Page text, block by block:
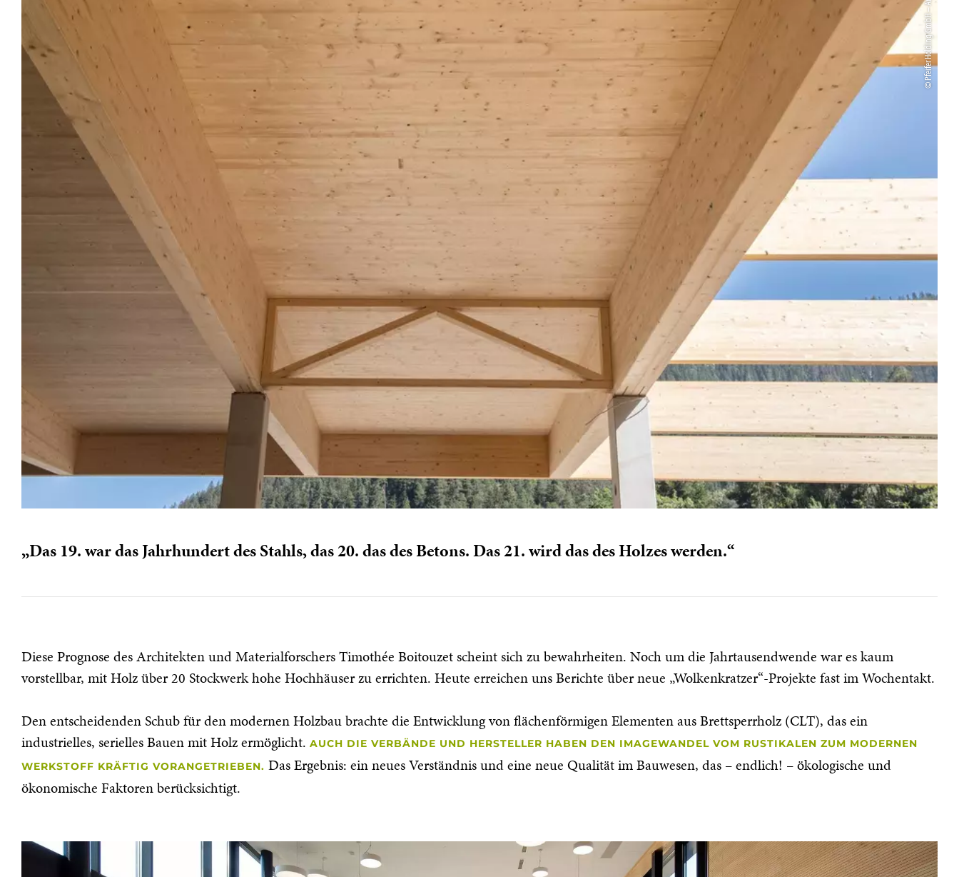
„Das 19. war das Jahrhundert des Stahls, das 20. das des Betons. Das 21. wird das des Holzes werden.“
Diese Prognose des Architekten und Materialforschers Timothée Boitouzet scheint sich zu bewahrheiten. Noch um die Jahrtausendwende war es kaum
vorstellbar, mit Holz über 20 Stockwerk hohe Hochhäuser zu errichten. Heute erreichen uns Berichte über neue „Wolkenkratzer“-Projekte fast im Wochentakt.
Den entscheidenden Schub für den modernen Holzbau brachte die Entwicklung von flächenförmigen Elementen aus Brettsperrholz (CLT), das ein
industrielles, serielles Bauen mit Holz ermöglicht. AUCH DIE VERBÄNDE UND HERSTELLER HABEN DEN IMAGEWANDEL VOM RUSTIKALEN ZUM MODERNEN
WERKSTOFF KRÄFTIG VORANGETRIEBEN. Das Ergebnis: ein neues Verständnis und eine neue Qualität im Bauwesen, das – endlich! – ökologische und
ökonomische Faktoren berücksichtigt.